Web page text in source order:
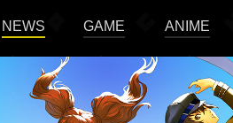
NEWS GAME ANIME